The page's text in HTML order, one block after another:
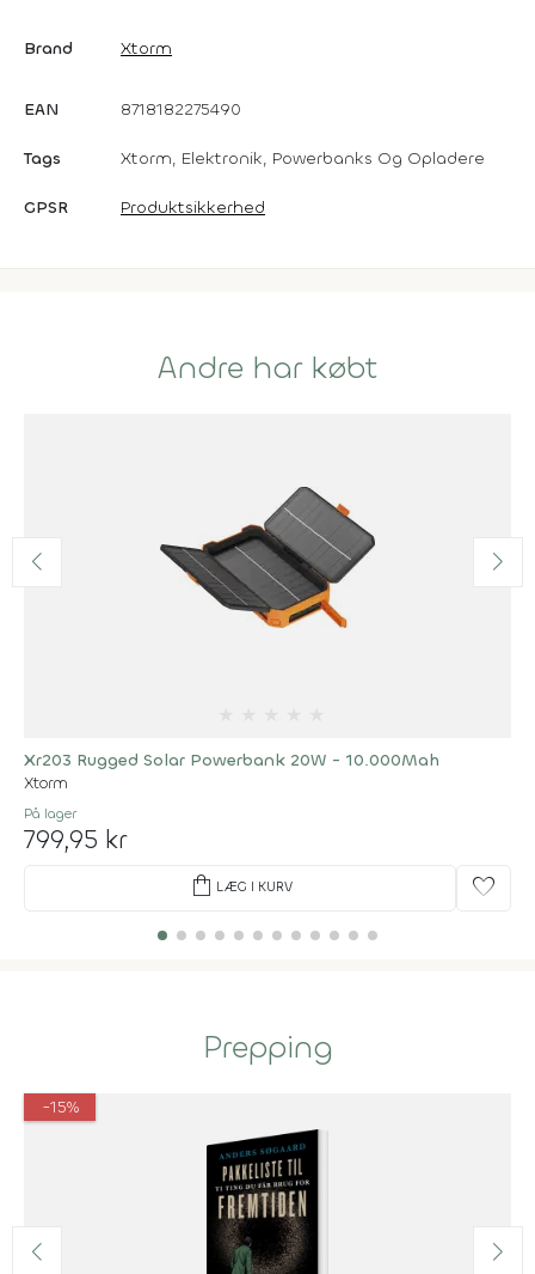
Brand Xtorm
EAN 8718182275490
Tags Xtorm, Elektronik, Powerbanks Og Opladere
GPSR Produktsikkerhed
Andre har købt
Xr203 Rugged Solar Powerbank 20W - 10.000Mah
Xtorm
På lager
799,95 kr
shopping_bag LÆG I KURV favorite
Prepping
-15%